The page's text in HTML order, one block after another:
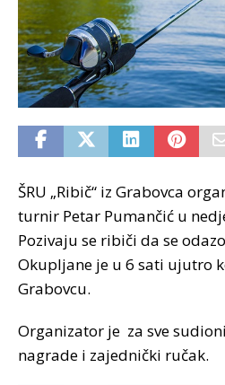
ŠRU „Ribič“ iz Grabovca
turnir Petar Pumančić u
Pozivaju se ribiči da se
Okupljane je u 6 sati ujutro
Grabovcu.
Organizator je za sve
nagrade i zajednički ručak.